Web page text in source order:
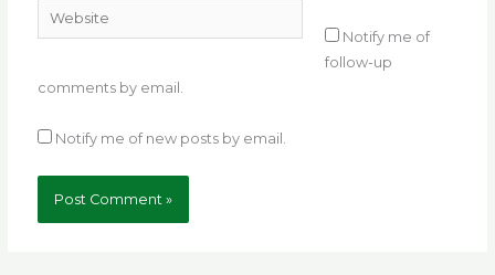
Website
Notify me of
follow-up
comments by email.
Notify me of new posts by email.